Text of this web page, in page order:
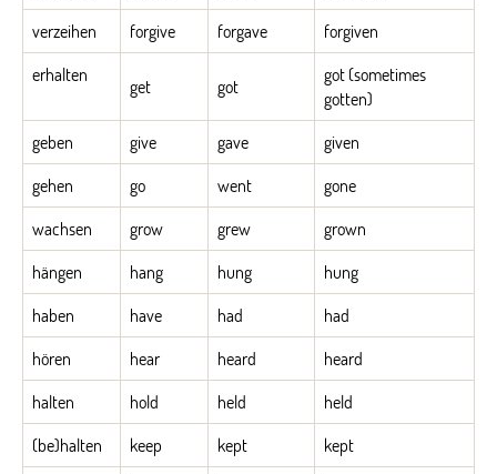
verzeihen
forgive forgave
forgiven
erhalten
get got
got (sometimes
gotten)
geben
give gave
given
gehen
go went
gone
wachsen
grow grew
grown
hängen
hang hung
hung
haben
have had
had
hören
hear heard
heard
halten
hold held
held
(be)halten
keep kept
kept